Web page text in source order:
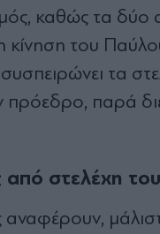
καθώς τα δύο
κίνηση του
τα
παρά
από στελέχη